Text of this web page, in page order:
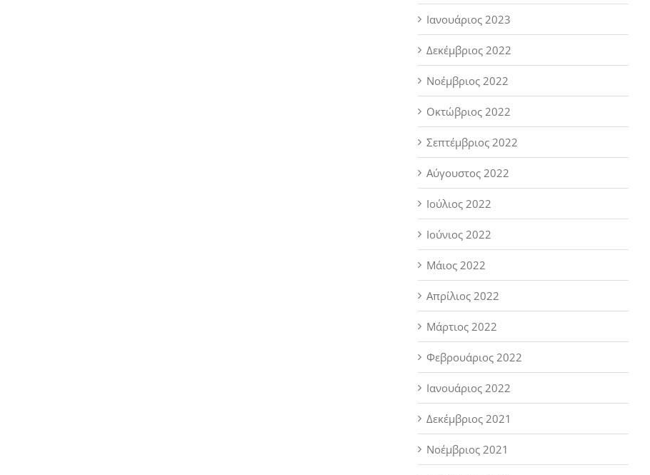
Ιανουάριος 2023
Δεκέμβριος 2022
Νοέμβριος 2022
Οκτώβριος 2022
Σεπτέμβριος 2022
Αύγουστος 2022
Ιούλιος 2022
Ιούνιος 2022
Μάιος 2022
Απρίλιος 2022
Μάρτιος 2022
Φεβρουάριος 2022
Ιανουάριος 2022
Δεκέμβριος 2021
Νοέμβριος 2021